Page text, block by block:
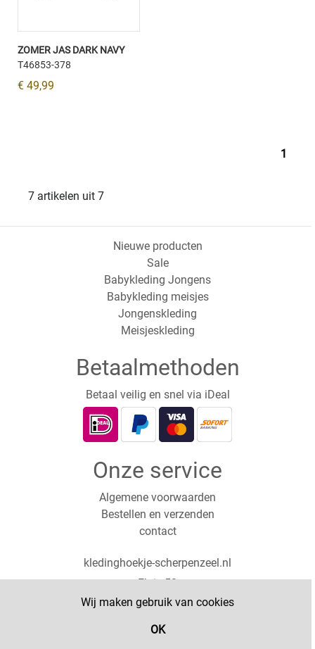
Wij maken gebruik van cookies
OK
ZOMER JAS DARK NAVY
T46853-378
€ 49,99
1
7 artikelen uit 7
Nieuwe producten
Sale
Babykleding Jongens
Babykleding meisjes
Jongenskleding
Meisjeskleding
Betaalmethoden
Betaal veilig en snel via iDeal
Onze service
Algemene voorwaarden
Bestellen en verzenden
contact
kledinghoekje-scherpenzeel.nl
Ekris 52
3931PX Woudenberg